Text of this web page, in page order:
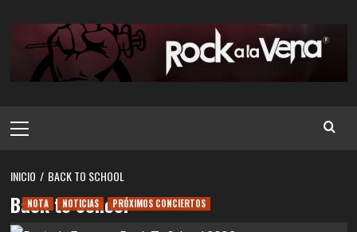
contenido
principal
INICIO BACK TO SCHOOL
Back to School
NOTA NOTICIAS PRÓXIMOS CONCIERTOS